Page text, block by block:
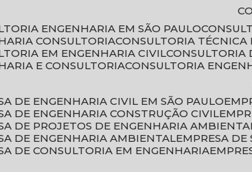
ENGENHARIA EM SÃO PAULO
CONSULTORIA CONSULTORIA
EM ENGENHARIA CIVIL
E CONSULTORIA CONSULTORIA
DE ENGENHARIA CIVIL EM SÃO PAULO
DE ENGENHARIA CONSTRUÇÃO CIVIL
DE PROJETOS DE ENGENHARIA
DE ENGENHARIA AMBIENTAL EMPRESA
DE CONSULTORIA EM ENGENHARIA